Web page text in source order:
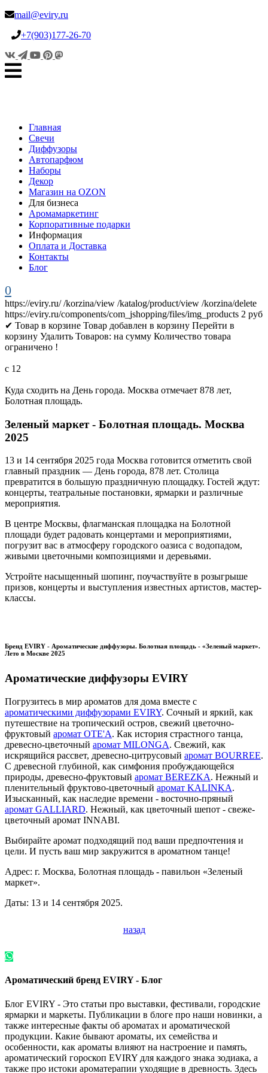
mail@eviry.ru
+7(903)177-26-70
Главная
Свечи
Диффузоры
Автопарфюм
Наборы
Декор
Магазин на OZON
Для бизнеса
Аромамаркетинг
Корпоративные подарки
Информация
Оплата и Доставка
Контакты
Блог
0
https://eviry.ru/ /korzina/view /katalog/product/view /korzina/delete
https://eviry.ru/components/com_jshopping/files/img_products 2 руб
✔ Товар в корзине Товар добавлен в корзину Перейти в
корзину Удалить Товаров: на сумму Количество товара
ограничено !
с 12
Куда сходить на День города. Москва отмечает 878 лет,
Болотная площадь.
Зеленый маркет - Болотная площадь. Москва
2025
13 и 14 сентября 2025 года Москва готовится отметить свой
главный праздник — День города, 878 лет. Столица
превратится в большую праздничную площадку. Гостей ждут:
концерты, театральные постановки, ярмарки и различные
мероприятия.
В центре Москвы, флагманская площадка на Болотной
площади будет радовать концертами и мероприятиями,
погрузит вас в атмосферу городского оазиса с водопадом,
живыми цветочными композициями и деревьями.
Устройте насыщенный шопинг, поучаствуйте в розыгрыше
призов, концерты и выступления известных артистов, мастер-
классы.
Бренд EVIRY - Ароматические диффузоры. Болотная площадь - «Зеленый маркет».
Лето в Москве 2025
Ароматические диффузоры EVIRY
Погрузитесь в мир ароматов для дома вместе с
ароматическими диффузорами EVIRY. Сочный и яркий, как
путешествие на тропический остров, свежий цветочно-
фруктовый аромат OTE'A. Как история страстного танца,
древесно-цветочный аромат MILONGA. Свежий, как
искрящийся рассвет, древесно-цитрусовый аромат BOURREE.
С древесной глубиной, как симфония пробуждающейся
природы, древесно-фруктовый аромат BEREZKA. Нежный и
пленительный фруктово-цветочный аромат KALINKA.
Изысканный, как наследие времени - восточно-пряный
аромат GALLIARD. Нежный, как цветочный шепот - свеже-
цветочный аромат INNABI.
Выбирайте аромат подходящий под ваши предпочтения и
цели. И пусть ваш мир закружится в ароматном танце!
Адрес: г. Москва, Болотная площадь - павильон «Зеленый
маркет».
Даты: 13 и 14 сентября 2025.
назад
Ароматический бренд EVIRY - Блог
Блог EVIRY - Это статьи про выставки, фестивали, городские
ярмарки и маркеты. Публикации в блоге про наши новинки, а
также интересные факты об ароматах и ароматической
продукции. Какие бывают ароматы, их семейства и
особенности, как ароматы влияют на настроение и память,
ароматический гороскоп EVIRY для каждого знака зодиака, а
также про истоки ароматерапии уходящие в древность. Здесь